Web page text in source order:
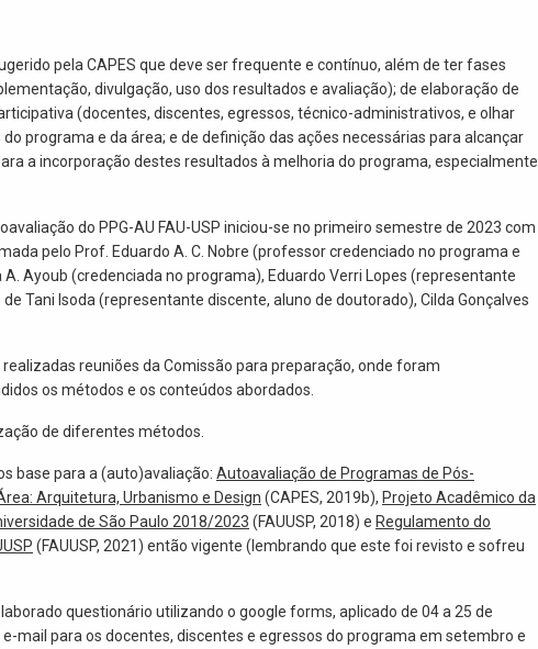
pela CAPES que deve ser frequente e contínuo, além de ter fases
divulgação, uso dos resultados e avaliação); de elaboração de
(docentes, discentes, egressos, técnico-administrativos, e olhar
programa e da área; e de definição das ações necessárias para alcançar
a incorporação destes resultados à melhoria do programa, especialmente
do PPG-AU FAU-USP iniciou-se no primeiro semestre de 2023 com
pelo Prof. Eduardo A. C. Nobre (professor credenciado no programa e
Ayoub (credenciada no programa), Eduardo Verri Lopes (representante
Tani Isoda (representante discente, aluno de doutorado), Cilda Gonçalves
reuniões da Comissão para preparação, onde foram
os métodos e os conteúdos abordados.
de diferentes métodos.
base para a (auto)avaliação: Autoavaliação de Programas de Pós-
Arquitetura, Urbanismo e Design (CAPES, 2019b), Projeto Acadêmico da
de São Paulo 2018/2023 (FAUUSP, 2018) e Regulamento do
(FAUUSP, 2021) então vigente (lembrando que este foi revisto e sofreu
questionário utilizando o google forms, aplicado de 04 a 25 de
mail para os docentes, discentes e egressos do programa em setembro e